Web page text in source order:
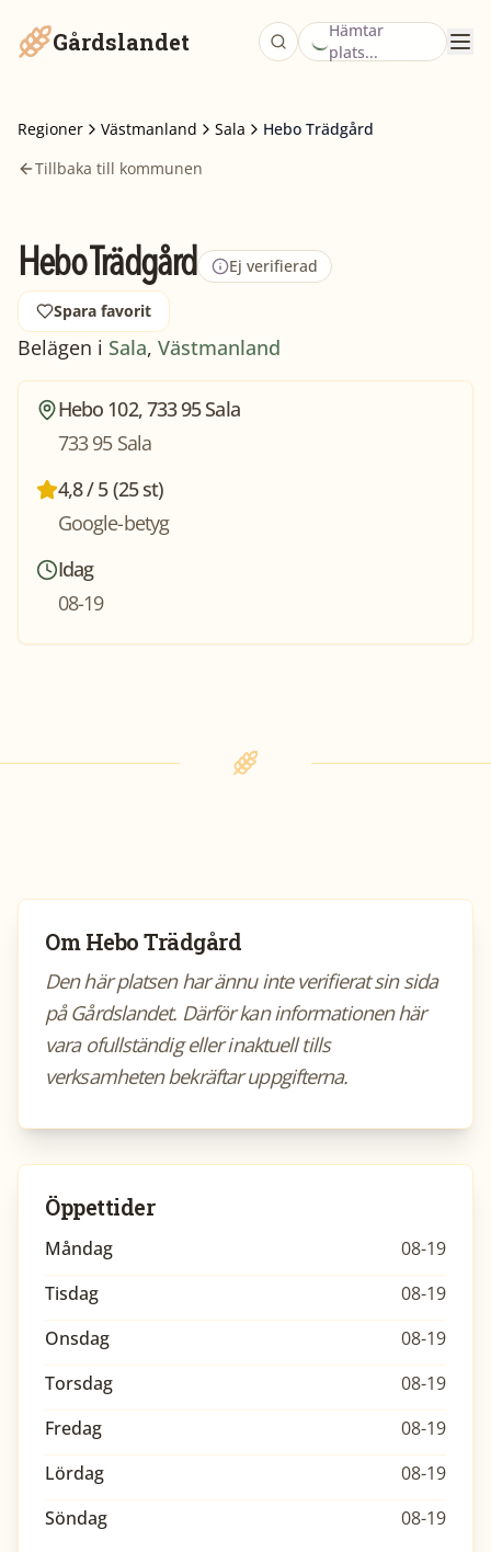
Gårdslandet
Hämtar
plats...
Regioner Västmanland Sala
Hebo Trädgård
Tillbaka till kommunen
Hebo Trädgård Ej verifierad
Spara favorit
Belägen i Sala, Västmanland
Hebo 102, 733 95 Sala
733 95 Sala
4,8 / 5 (25 st)
Google-betyg
Idag
08-19
OmHebo Trädgård
Den här platsen har ännu inte verifierat sin sida
på Gårdslandet. Därför kan informationen här
vara ofullständig eller inaktuell tills
verksamheten bekräftar uppgifterna.
Öppettider
Måndag
08-19
Tisdag
08-19
Onsdag
08-19
Torsdag
08-19
Fredag
08-19
Lördag
08-19
Söndag
08-19